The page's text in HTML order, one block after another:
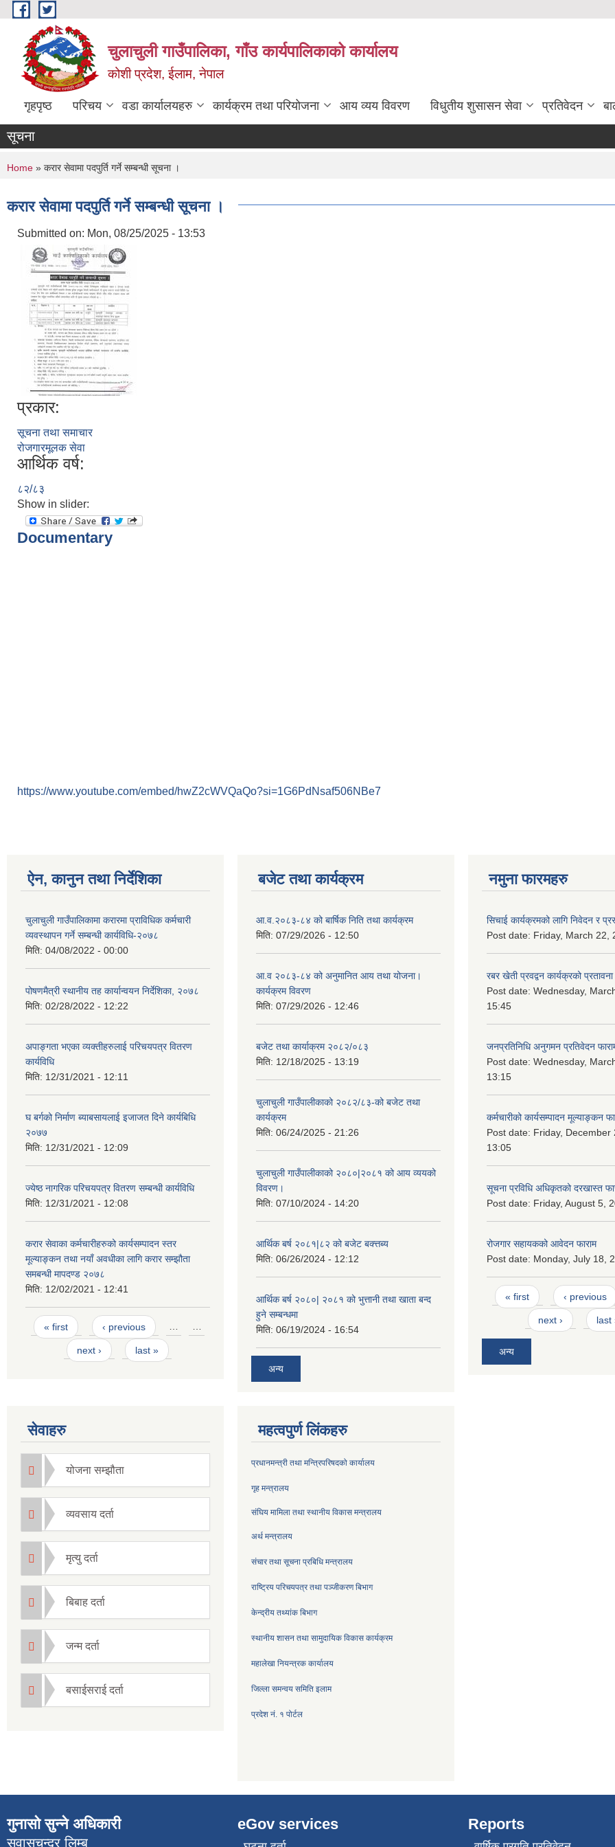
Skip to main content
चुलाचुली गाउँपालिका, गाँउ कार्यपालिकाको कार्यालय
कोशी प्रदेश, ईलाम, नेपाल
गृहपृष्ठ परिचय वडा कार्यालयहरु कार्यक्रम तथा परियोजना आय व्यय विवरण विधुतीय शुसासन सेवा प्रतिवेदन
सूचना
You are here
Home » करार सेवामा पदपुर्ति गर्ने सम्बन्धी सूचना ।
करार सेवामा पदपुर्ति गर्ने सम्बन्धी सूचना ।
Submitted on: Mon, 08/25/2025 - 13:53
प्रकार:
सूचना तथा समाचार
रोजगारमूलक सेवा
आर्थिक वर्ष:
८२/८३
Show in slider:
Documentary
https://www.youtube.com/embed/hwZ2cWVQaQo?si=1G6PdNsaf506NBe7
ऐन, कानुन तथा निर्देशिका
चुलाचुली गाउँपालिकामा करारमा प्राविधिक कर्मचारी
व्यवस्थापन गर्ने सम्बन्धी कार्यविधि-२०७८
मिति: 04/08/2022 - 00:00
पोषणमैत्री स्थानीय तह कार्यान्वयन निर्देशिका, २०७८
मिति: 02/28/2022 - 12:22
अपाङ्गता भएका व्यक्तीहरुलाई परिचयपत्र वितरण
कार्यविधि
मिति: 12/31/2021 - 12:11
घ बर्गको निर्माण ब्याबसायलाई इजाजत दिने कार्यबिधि
२०७७
मिति: 12/31/2021 - 12:09
ज्येष्ठ नागरिक परिचयपत्र वितरण सम्बन्धी कार्यविधि
मिति: 12/31/2021 - 12:08
करार सेवाका कर्मचारीहरुको कार्यसम्पादन स्तर
मूल्याङ्कन तथा नयाँ अवधीका लागि करार सम्झौता
समबन्धी मापदण्ड २०७८
मिति: 12/02/2021 - 12:41
Pages
« first ‹ previous … …
next › last »
बजेट तथा कार्यक्रम
आ.व.२०८३-८४ को बार्षिक निति तथा कार्यक्रम
मिति: 07/29/2026 - 12:50
आ.व २०८३-८४ को अनुमानित आय तथा योजना।
कार्यक्रम विवरण
मिति: 07/29/2026 - 12:46
बजेट तथा कार्याक्रम २०८२/०८३
मिति: 12/18/2025 - 13:19
चुलाचुली गाउँपालीकाको २०८२/८३-को बजेट तथा
कार्यक्रम
मिति: 06/24/2025 - 21:26
चुलाचुली गाउँपालीकाको २०८०|२०८१ को आय व्ययको
विवरण।
मिति: 07/10/2024 - 14:20
आर्थिक बर्ष २०८१|८२ को बजेट बक्त्तब्य
मिति: 06/26/2024 - 12:12
आर्थिक बर्ष २०८०| २०८१ को भुत्तानी तथा खाता बन्द
हुने सम्बन्धमा
मिति: 06/19/2024 - 16:54
अन्य
नमुना फारमहरु
सिचाई कार्यक्रमको लागि निवेदन र
Post date: Friday, March 22,
रबर खेती प्रवद्वन कार्यक्रको
Post date: Wednesday,
15:45
जनप्रतिनिधि अनुगमन प्रतिवेदन
Post date: Wednesday,
13:15
कर्मचारीको कार्यसम्पादन मूल्याङ्कन
Post date: Friday, December
13:05
सूचना प्रविधि अधिकृतको दरखास्त
Post date: Friday, August 5,
रोजगार सहायकको आवेदन फाराम
Post date: Monday, July 18,
Pages
« first ‹ previous
next › last
अन्य
सेवाहरु
योजना सम्झौता
व्यवसाय दर्ता
मृत्यु दर्ता
बिबाह दर्ता
जन्म दर्ता
बसाईसराई दर्ता
महत्वपुर्ण लिंकहरु
प्रधानमन्त्री तथा मन्त्रिपरिषदको कार्यालय
गृह मन्त्रालय
संघिय मामिला तथा स्थानीय विकास मन्त्रालय
अर्थ मन्त्रालय
संचार तथा सूचना प्रबिधि मन्त्रालय
राष्ट्रिय परिचयपत्र तथा पञ्जीकरण बिभाग
केन्द्रीय तथ्यांक बिभाग
स्थानीय शासन तथा सामुदायिक विकास कार्यक्रम
महालेखा नियन्त्रक कार्यालय
जिल्ला समन्वय समिति इलाम
प्रदेश नं. १ पोर्टल
गुनासो सुन्ने अधिकारी
सुवासचन्द्र लिम्बु
eGov services Reports